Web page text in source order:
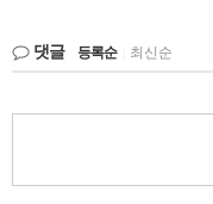
댓글 등록순 최신순